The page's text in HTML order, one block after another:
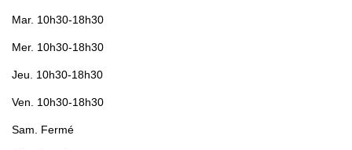
Mar. 10h30-18h30
Mer. 10h30-18h30
Jeu. 10h30-18h30
Ven. 10h30-18h30
Sam. Fermé